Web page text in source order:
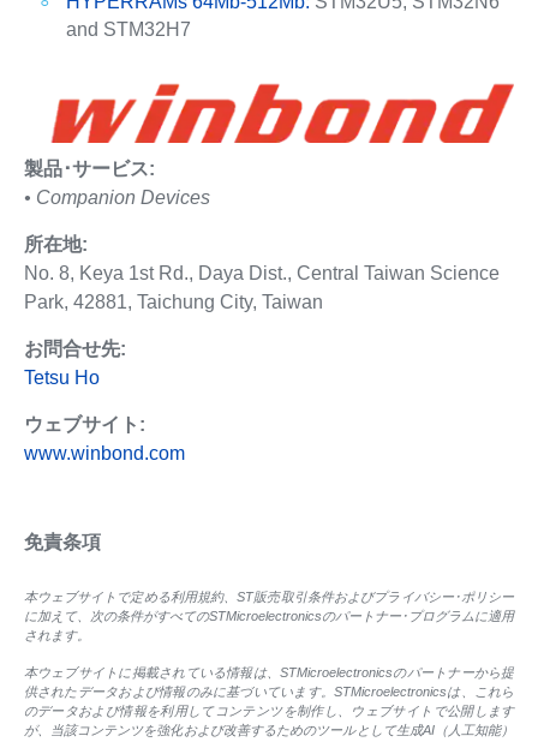
and STM32H7
製品･サービス:
• Companion Devices
所在地:
No. 8, Keya 1st Rd., Daya Dist., Central Taiwan Science
Park, 42881, Taichung City, Taiwan
お問合せ先:
Tetsu Ho
ウェブサイト:
www.winbond.com
免責条項
本ウェブサイトで定める利用規約、ST販売取引条件およびプライバシー･ポリシー
に加えて、次の条件がすべてのSTMicroelectronicsのパートナー･プログラムに適用
されます。
本ウェブサイトに掲載されている情報は、STMicroelectronicsのパートナーから提
供されたデータおよび情報のみに基づいています。STMicroelectronicsは、これら
のデータおよび情報を利用してコンテンツを制作し、ウェブサイトで公開します
が、当該コンテンツを強化および改善するためのツールとして生成AI（人工知能）